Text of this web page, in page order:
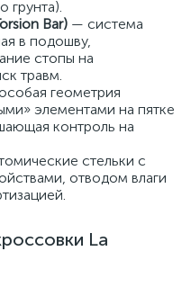
грунта).
Bar) — система
в подошву,
стопы на
травм.
геометрия
элементами на пятке
контроль на
стельки с
отводом влаги
La